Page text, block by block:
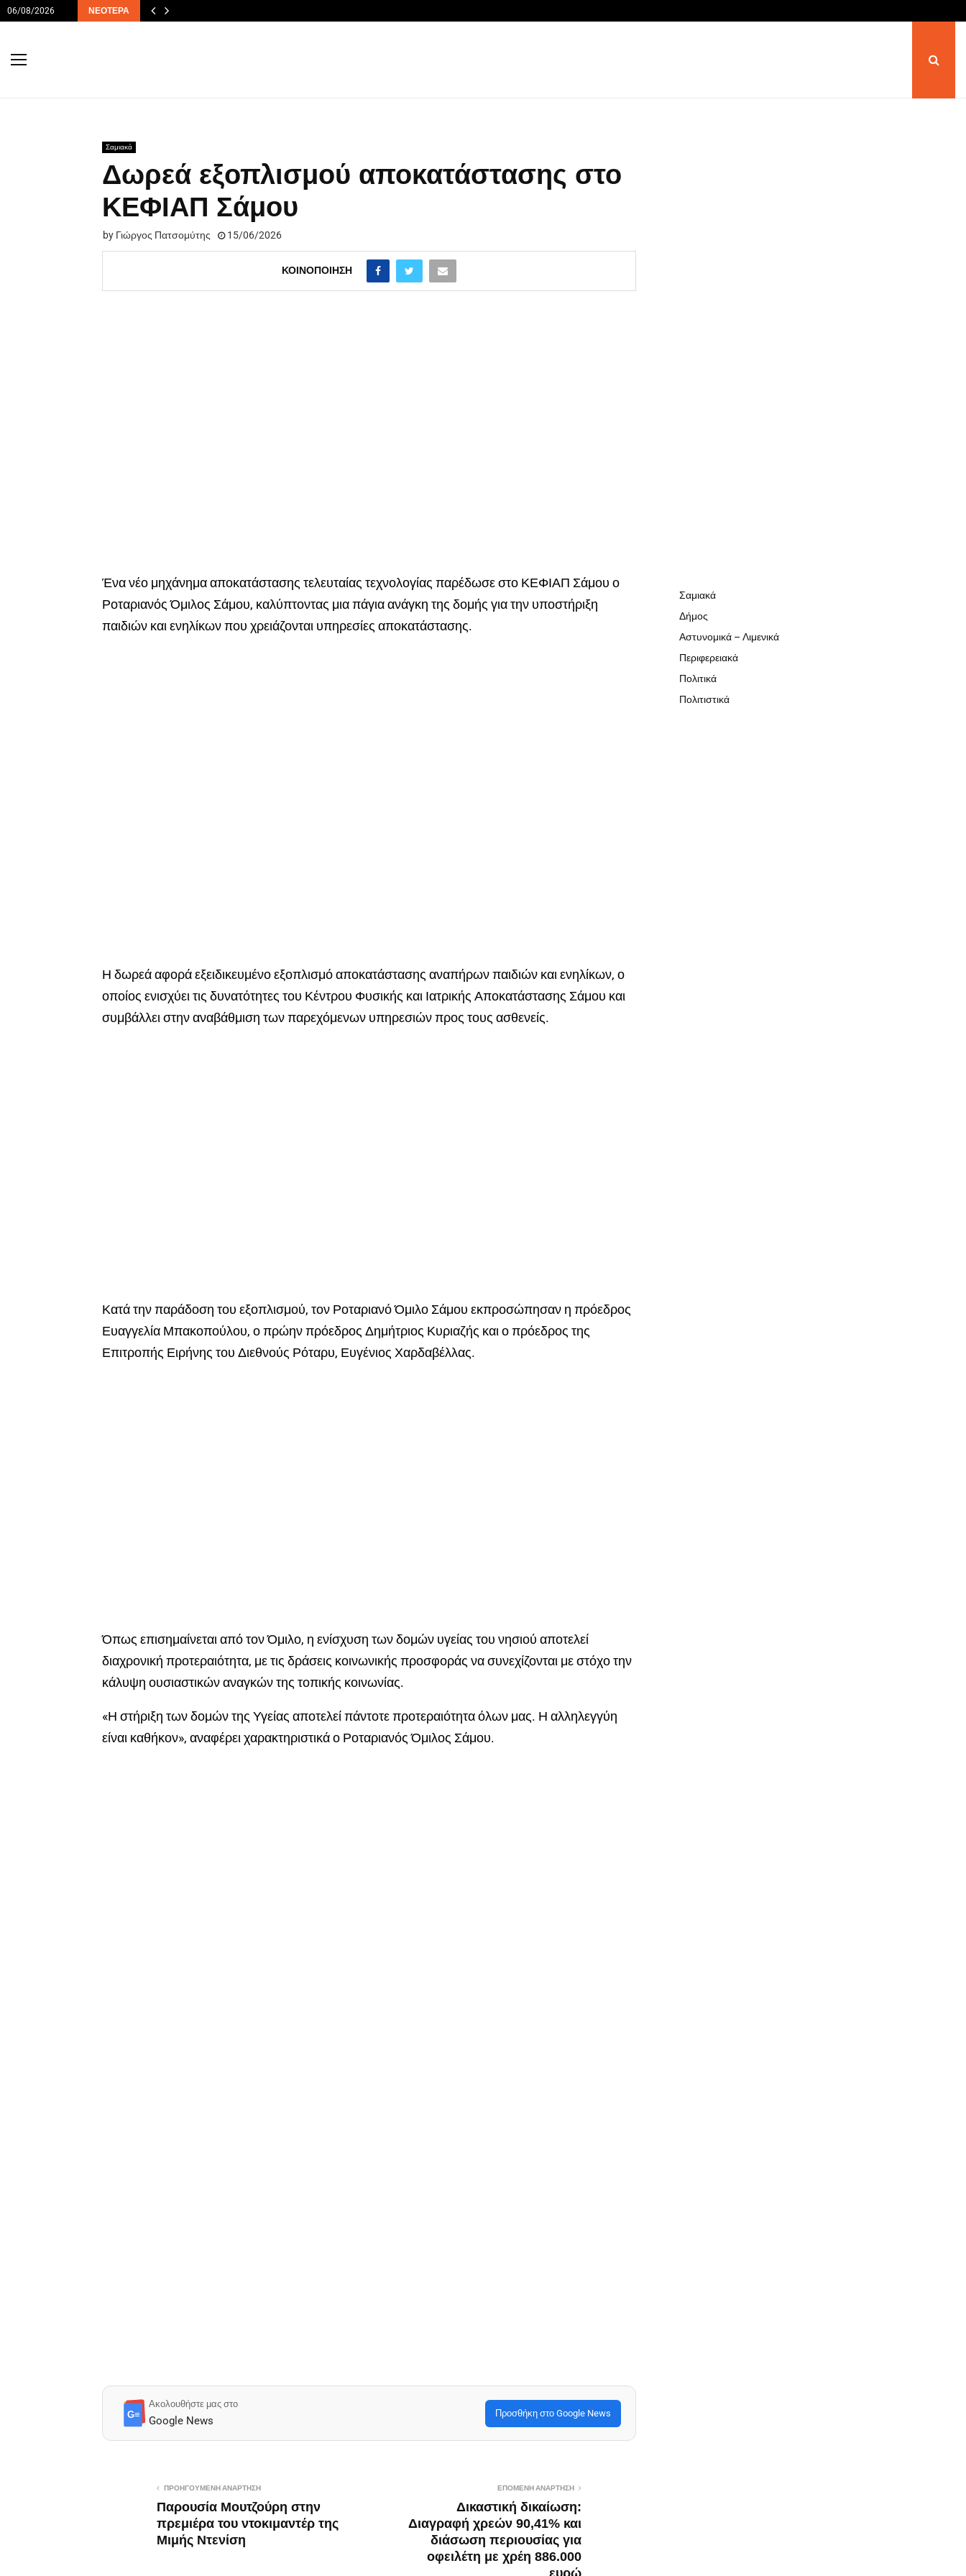
06/08/2026 ΝΕΌΤΕΡΑ
Σαμιακά
Δωρεά εξοπλισμού αποκατάστασης στο
ΚΕΦΙΑΠ Σάμου
by Γιώργος Πατσομύτης 15/06/2026
ΚΟΙΝΟΠΟΊΗΣΗ
Ένα νέο μηχάνημα αποκατάστασης τελευταίας τεχνολογίας παρέδωσε στο ΚΕΦΙΑΠ Σάμου ο
Ροταριανός Όμιλος Σάμου, καλύπτοντας μια πάγια ανάγκη της δομής για την υποστήριξη
παιδιών και ενηλίκων που χρειάζονται υπηρεσίες αποκατάστασης.
Η δωρεά αφορά εξειδικευμένο εξοπλισμό αποκατάστασης αναπήρων παιδιών και ενηλίκων, ο
οποίος ενισχύει τις δυνατότητες του Κέντρου Φυσικής και Ιατρικής Αποκατάστασης Σάμου και
συμβάλλει στην αναβάθμιση των παρεχόμενων υπηρεσιών προς τους ασθενείς.
Κατά την παράδοση του εξοπλισμού, τον Ροταριανό Όμιλο Σάμου εκπροσώπησαν η πρόεδρος
Ευαγγελία Μπακοπούλου, ο πρώην πρόεδρος Δημήτριος Κυριαζής και ο πρόεδρος της
Επιτροπής Ειρήνης του Διεθνούς Ρόταρυ, Ευγένιος Χαρδαβέλλας.
Όπως επισημαίνεται από τον Όμιλο, η ενίσχυση των δομών υγείας του νησιού αποτελεί
διαχρονική προτεραιότητα, με τις δράσεις κοινωνικής προσφοράς να συνεχίζονται με στόχο την
κάλυψη ουσιαστικών αναγκών της τοπικής κοινωνίας.
«Η στήριξη των δομών της Υγείας αποτελεί πάντοτε προτεραιότητα όλων μας. Η αλληλεγγύη
είναι καθήκον», αναφέρει χαρακτηριστικά ο Ροταριανός Όμιλος Σάμου.
G≡
Ακολουθήστε μας στο
Google News
Προσθήκη στο Google News
ΠΡΟΗΓΟΎΜΕΝΗ ΑΝΆΡΤΗΣΗ
Παρουσία Μουτζούρη στην
πρεμιέρα του ντοκιμαντέρ της
Μιμής Ντενίση
ΕΠΌΜΕΝΗ ΑΝΆΡΤΗΣΗ
Δικαστική δικαίωση:
Διαγραφή χρεών 90,41% και
διάσωση περιουσίας για
οφειλέτη με χρέη 886.000
Σαμιακά
Δήμος
Αστυνομικά – Λιμενικά
Περιφερειακά
Πολιτικά
Πολιτιστικά